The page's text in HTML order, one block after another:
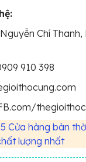
Chí Thanh,
910 398
5 Cửa hàng bàn
lượng nhất